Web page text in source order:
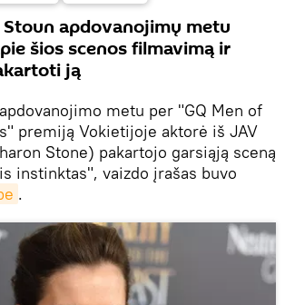
apdovanojimų metu
šios scenos filmavimą ir
ją
metu per "GQ Men of
premiją Vokietijoje aktorė iš JAV
Stone) pakartojo garsiąją sceną
instinktas", vaizdo įrašas buvo
.